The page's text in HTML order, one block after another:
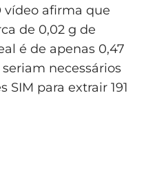
afirma que
de 0,02 g de
é de apenas 0,47
necessários
para extrair 191